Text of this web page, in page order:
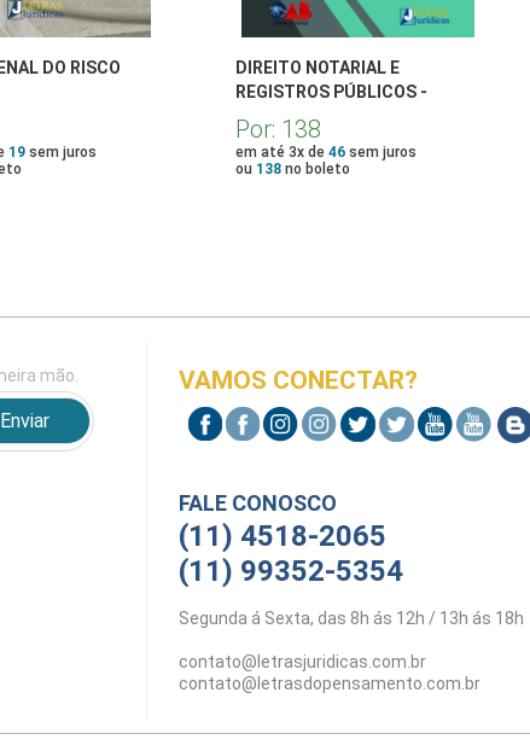
DO RISCO
19 sem juros
DIREITO NOTARIAL E
REGISTROS PÚBLICOS -
VOLUME II
Por: 138
em até 3x de46 sem juros
ou 138 no boleto
mão. VAMOS CONECTAR?
FALE CONOSCO
(11) 4518-2065
(11) 99352-5354
Segunda á Sexta, das 8h ás 12h / 13h ás 18h
contato@letrasjuridicas.com.br
contato@letrasdopensamento.com.br